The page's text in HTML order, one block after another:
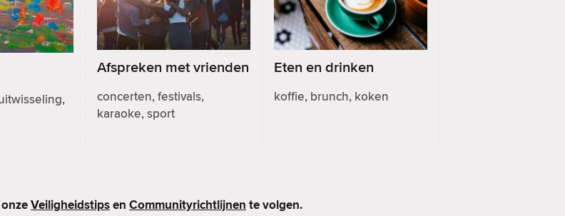
Afspreken met vrienden
concerten, festivals,
karaoke, sport
Eten en drinken
koffie, brunch, koken
Veiligheidstipsen Communityrichtlijnen te volgen.